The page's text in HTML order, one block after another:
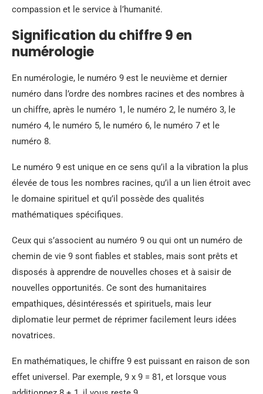
compassion et le service à l’humanité.
Signification du chiffre 9 en
numérologie
En numérologie, le numéro 9 est le neuvième et dernier
numéro dans l’ordre des nombres racines et des nombres à
un chiffre, après le numéro 1, le numéro 2, le numéro 3, le
numéro 4, le numéro 5, le numéro 6, le numéro 7 et le
numéro 8.
Le numéro 9 est unique en ce sens qu’il a la vibration la plus
élevée de tous les nombres racines, qu’il a un lien étroit avec
le domaine spirituel et qu’il possède des qualités
mathématiques spécifiques.
Ceux qui s’associent au numéro 9 ou qui ont un numéro de
chemin de vie 9 sont fiables et stables, mais sont prêts et
disposés à apprendre de nouvelles choses et à saisir de
nouvelles opportunités. Ce sont des humanitaires
empathiques, désintéressés et spirituels, mais leur
diplomatie leur permet de réprimer facilement leurs idées
novatrices.
En mathématiques, le chiffre 9 est puissant en raison de son
effet universel. Par exemple, 9 x 9 = 81, et lorsque vous